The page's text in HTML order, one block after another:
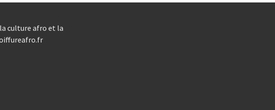
culture afro et la